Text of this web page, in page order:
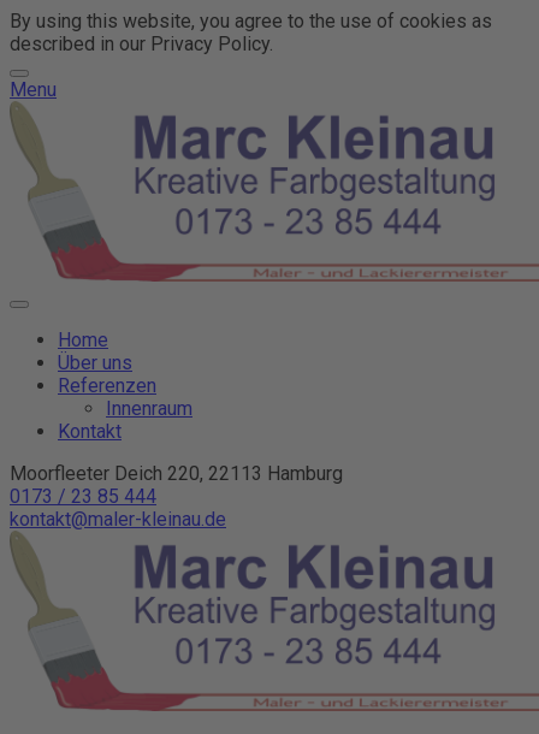
By using this website, you agree to the use of cookies as
described in our Privacy Policy.
Menu
Home
Über uns
Referenzen
Innenraum
Kontakt
Moorfleeter Deich 220, 22113 Hamburg
0173 / 23 85 444
kontakt@maler-kleinau.de